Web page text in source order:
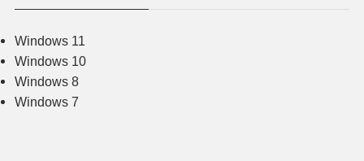
Windows 11
Windows 10
Windows 8
Windows 7